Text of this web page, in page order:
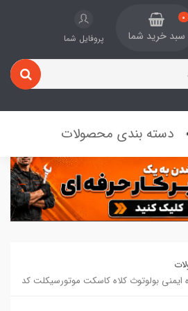
0
سبد خرید شما پروفایل شما
دسته بندی محصولات
ایمنی بولوتوث کلاه کاسکت موتورسیکلت کد